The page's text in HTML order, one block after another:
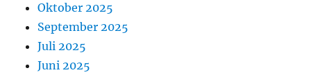
Oktober 2025
September 2025
Juli 2025
Juni 2025